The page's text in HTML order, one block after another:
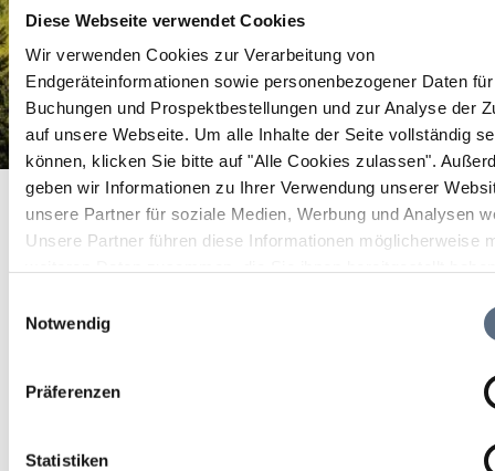
Diese Webseite verwendet Cookies
Wir verwenden Cookies zur Verarbeitung von
Endgeräteinformationen sowie personenbezogener Daten
Buchungen und Prospektbestellungen und zur Analyse der
auf unsere Webseite. Um alle Inhalte der Seite vollständig
können, klicken Sie bitte auf "Alle Cookies zulassen".
geben wir Informationen zu Ihrer Verwendung unserer
unsere Partner für soziale Medien, Werbung und Analysen
Unsere Partner führen diese Informationen möglicherweise
Notwendig
Präferenzen
Statistiken
Wirksame Kräuter früher und heute - Natursommer im
Loisachtal
Startseite
Wirksame Kräuter früher und heute - Natursommer im Loisachtal
Wirksame Kräuter früher
und heute - Natursommer